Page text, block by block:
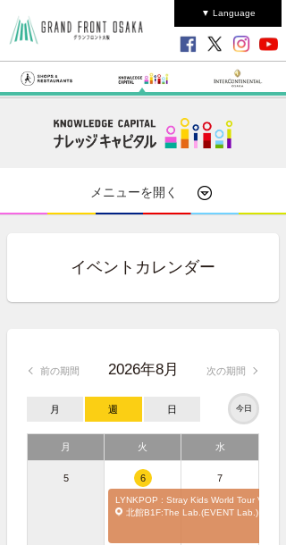
▼ Language
メニューを開く
イベントカレンダー
前の期間 2026年8月 次の期間
月 週 日 今日
月 火 水
5 6
LYNKPOP : Stray Kids World Tour VR
北館B1F:The Lab.(EVENT Lab.)
7